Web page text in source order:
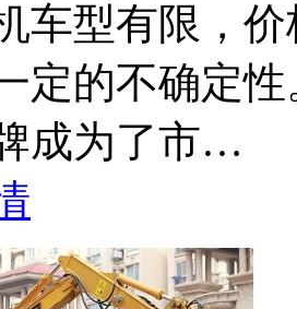
车型有限，
定的不确定
成为了市…